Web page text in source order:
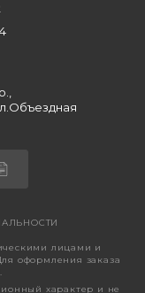
лицами и
оформления заказа
характер и не